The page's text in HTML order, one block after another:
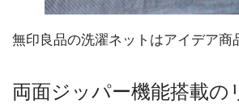
無印良品の洗濯ネットはアイデア商
両面ジッパー機能搭載の